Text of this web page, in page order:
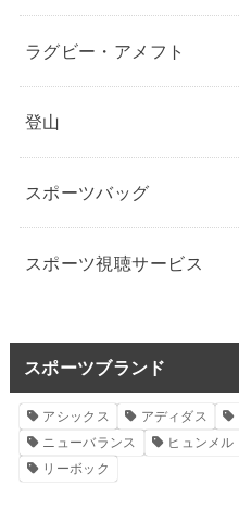
ラグビー・アメフト
登山
スポーツバッグ
スポーツ視聴サービス
スポーツブランド
アシックス アディダス
ニューバランス
ヒュンメル
リーボック